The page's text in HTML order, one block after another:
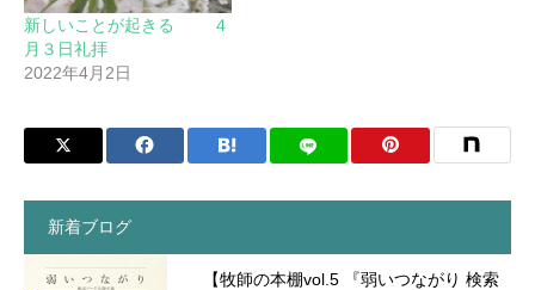
新しいことが起きる ４
月３日礼拝
2022年4月2日
新着ブログ
【牧師の本棚vol.5 『弱いつながり 検索